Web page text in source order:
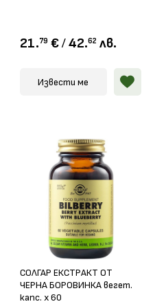
21.79 € / 42.62 лв.
Извести ме
СОЛГАР ЕКСТРАКТ ОТ
ЧЕРНА БОРОВИНКА вегет.
капс. х 60